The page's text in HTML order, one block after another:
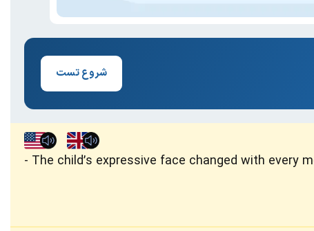
شروع تست
The child’s expressive face changed with every